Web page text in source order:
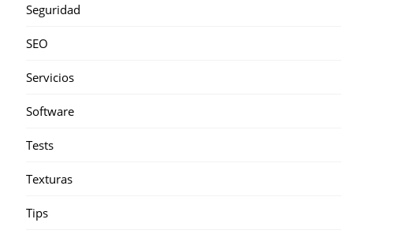
Seguridad
SEO
Servicios
Software
Tests
Texturas
Tips